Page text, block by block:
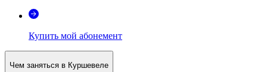
Купить мой абонемент
Чем заняться в Куршевеле